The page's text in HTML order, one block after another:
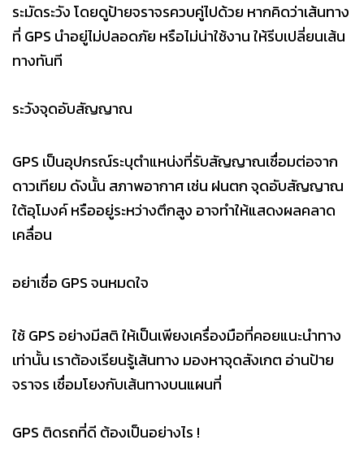
ระมัดระวัง โดยดูป้ายจราจรควบคู่ไปด้วย หากคิดว่าเส้นทาง
ที่ GPS นำอยู่ไม่ปลอดภัย หรือไม่น่าใช้งาน ให้รีบเปลี่ยนเส้น
ทางทันที
ระวังจุดอับสัญญาณ
GPS เป็นอุปกรณ์ระบุตำแหน่งที่รับสัญญาณเชื่อมต่อจาก
ดาวเทียม ดังนั้น สภาพอากาศ เช่น ฝนตก จุดอับสัญญาณ
ใต้อุโมงค์ หรืออยู่ระหว่างตึกสูง อาจทำให้แสดงผลคลาด
เคลื่อน
อย่าเชื่อ GPS จนหมดใจ
ใช้ GPS อย่างมีสติ ให้เป็นเพียงเครื่องมือที่คอยแนะนำทาง
เท่านั้น เราต้องเรียนรู้เส้นทาง มองหาจุดสังเกต อ่านป้าย
จราจร เชื่อมโยงกับเส้นทางบนแผนที่
GPS ติดรถที่ดี ต้องเป็นอย่างไร !